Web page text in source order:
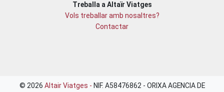
Treballa a Altaïr Viatges
Vols treballar amb nosaltres?
Contactar
© 2026 Altair Viatges - NIF. A58476862 - ORIXA AGENCIA DE